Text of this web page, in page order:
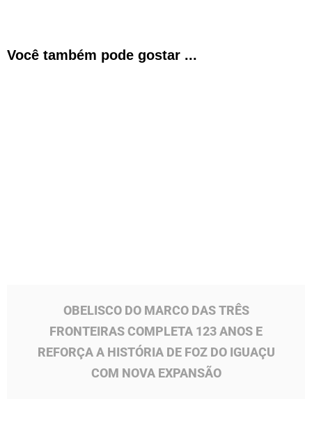
Você também pode gostar ...
OBELISCO DO MARCO DAS TRÊS
FRONTEIRAS COMPLETA 123 ANOS E
REFORÇA A HISTÓRIA DE FOZ DO IGUAÇU
COM NOVA EXPANSÃO